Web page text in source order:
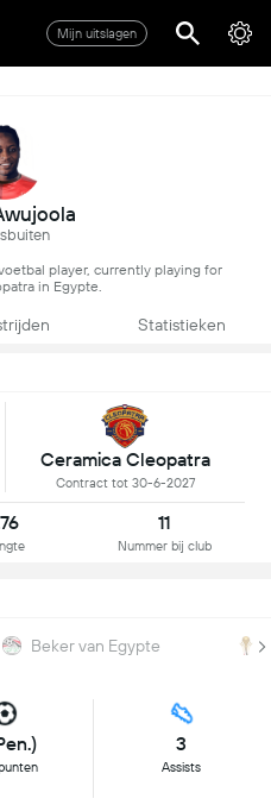
Mijn uitslagen
player, currently playing for
in Egypte.
Statistieken
Ceramica Cleopatra
Contract tot 30-6-2027
11
Nummer bij club
Beker van Egypte
3
Assists